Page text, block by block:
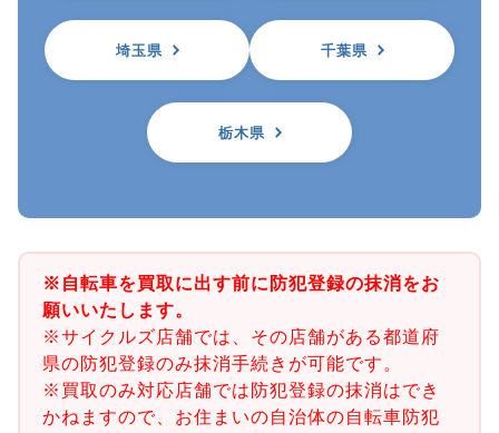
埼玉県 千葉県
栃木県
※自転車を買取に出す前に防犯登録の抹消をお
願いいたします。
※サイクルズ店舗では、その店舗がある都道府
県の防犯登録のみ抹消手続きが可能です。
※買取のみ対応店舗では防犯登録の抹消はでき
かねますので、お住まいの自治体の自転車防犯